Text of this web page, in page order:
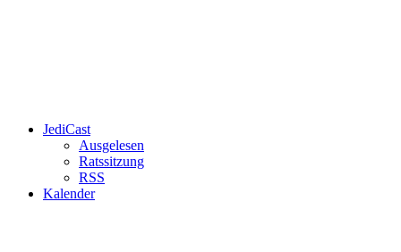
JediCast
Ausgelesen
Ratssitzung
RSS
Kalender